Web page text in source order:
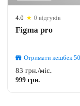
4.0 ★ 0 відгуків
Figma pro
Отримати кешбек50
83 грн./міс.
999 грн.